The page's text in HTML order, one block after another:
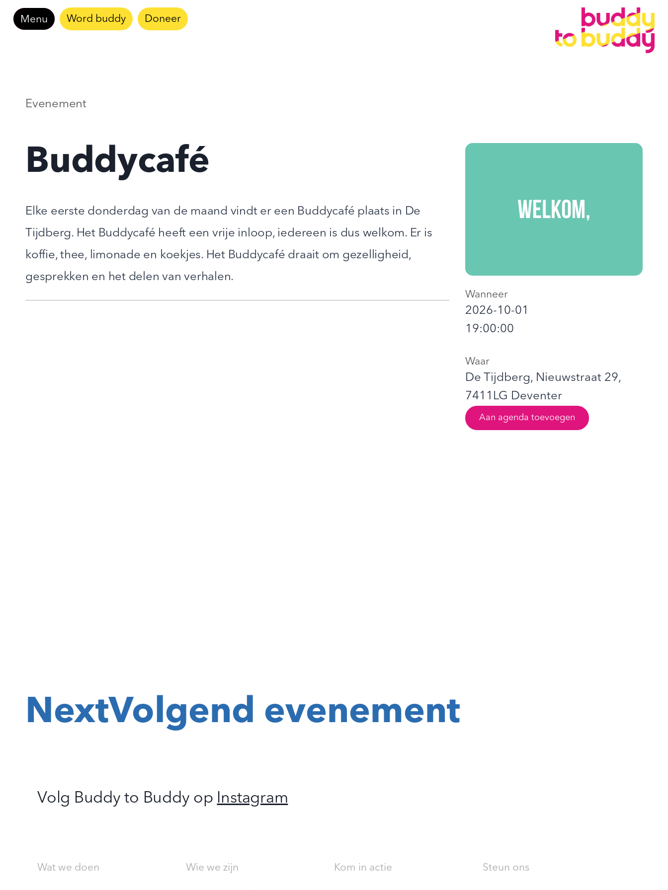
Doorgaan
naarMenu Word buddy Doneer
Evenement
Buddycafé
Elke eerste donderdag van de maand vindt er een Buddycafé plaats in De
Tijdberg. Het Buddycafé heeft een vrije inloop, iedereen is dus welkom. Er is
koffie, thee, limonade en koekjes. Het Buddycafé draait om gezelligheid,
gesprekken en het delen van verhalen.
Wanneer
2026-10-01
19:00:00
Waar
De Tijdberg, Nieuwstraat 29,
7411LG Deventer
Aan agenda toevoegen
NextVolgend evenement
Volg Buddy to Buddy op Instagram
Wat we doen Wie we zijn Kom in actie Steun ons